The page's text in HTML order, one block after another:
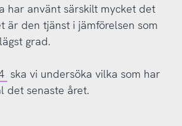
har använt särskilt mycket det
är den tjänst i jämförelsen som
grad.
ska vi undersöka vilka som har
det senaste året.